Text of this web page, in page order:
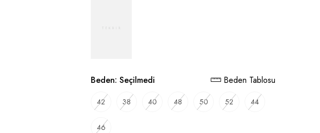
Beden: Seçilmedi Beden Tablosu
42 38 40 48 50 52 44
46